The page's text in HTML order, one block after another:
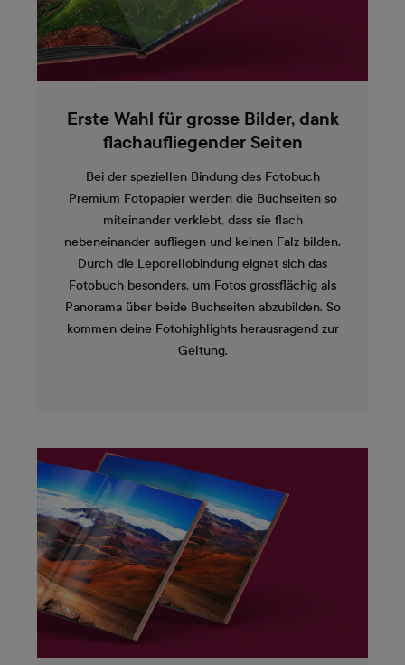
Erste Wahl für grosse Bilder, dank
flachaufliegender Seiten
Bei der speziellen Bindung des Fotobuch
Premium Fotopapier werden die Buchseiten so
miteinander verklebt, dass sie flach
nebeneinander aufliegen und keinen Falz bilden.
Durch die Leporellobindung eignet sich das
Fotobuch besonders, um Fotos grossflächig als
Panorama über beide Buchseiten abzubilden. So
kommen deine Fotohighlights herausragend zur
Geltung.